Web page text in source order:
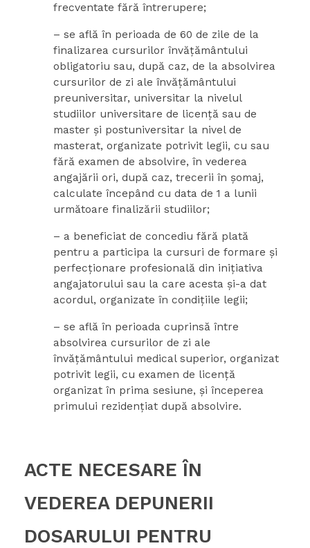
frecventate fără întrerupere;
– se află în perioada de 60 de zile de la
finalizarea cursurilor învăţământului
obligatoriu sau, după caz, de la absolvirea
cursurilor de zi ale învăţământului
preuniversitar, universitar la nivelul
studiilor universitare de licenţă sau de
master şi postuniversitar la nivel de
masterat, organizate potrivit legii, cu sau
fără examen de absolvire, în vederea
angajării ori, după caz, trecerii în şomaj,
calculate începând cu data de 1 a lunii
următoare finalizării studiilor;
– a beneficiat de concediu fără plată
pentru a participa la cursuri de formare şi
perfecţionare profesională din iniţiativa
angajatorului sau la care acesta şi-a dat
acordul, organizate în condiţiile legii;
– se află în perioada cuprinsă între
absolvirea cursurilor de zi ale
învăţământului medical superior, organizat
potrivit legii, cu examen de licenţă
organizat în prima sesiune, şi începerea
primului rezidenţiat după absolvire.
ACTE NECESARE ÎN
VEDEREA DEPUNERII
DOSARULUI PENTRU